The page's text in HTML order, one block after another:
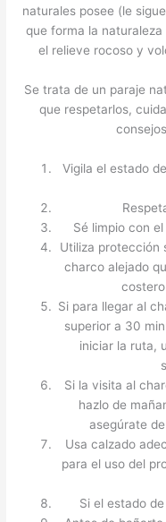
naturales posee (le
que forma la
el relieve rocoso y
Se trata de un paraje
que respetarlos,
Vigila el estado
Sé limpio con
Utiliza protección
charco alejado
Si para llegar al
superior a 30
iniciar la ruta,
Si la visita al
hazlo de
asegúrate
Usa calzado
para el uso del
Si el estado